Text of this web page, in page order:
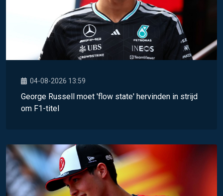
04-08-2026 13:59
George Russell moet 'flow state' hervinden in strijd
om F1-titel